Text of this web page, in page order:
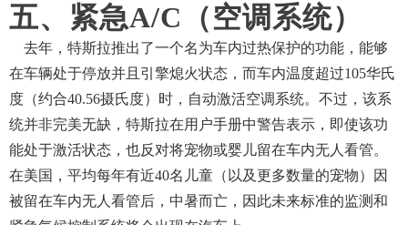
五、紧急A/C（空调系统）
去年，特斯拉推出了一个名为车内过热保护的功能，能够
在车辆处于停放并且引擎熄火状态，而车内温度超过105华氏
度（约合40.56摄氏度）时，自动激活空调系统。不过，该系
统并非完美无缺，特斯拉在用户手册中警告表示，即使该功
能处于激活状态，也反对将宠物或婴儿留在车内无人看管。
在美国，平均每年有近40名儿童（以及更多数量的宠物）因
被留在车内无人看管后，中暑而亡，因此未来标准的监测和